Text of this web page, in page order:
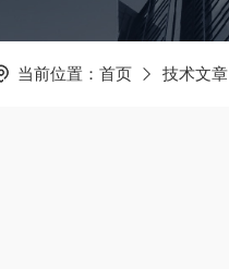
当前位置： 首页 技术文章